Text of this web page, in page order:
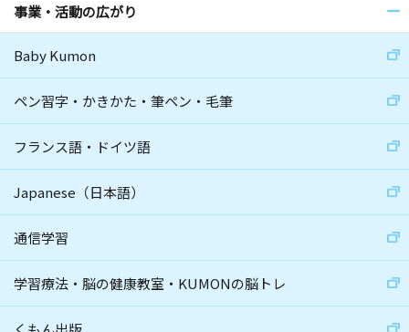
事業・活動の広がり
Baby Kumon
ペン習字・かきかた・筆ペン・毛筆
フランス語・ドイツ語
Japanese（日本語）
通信学習
学習療法・脳の健康教室・KUMONの脳トレ